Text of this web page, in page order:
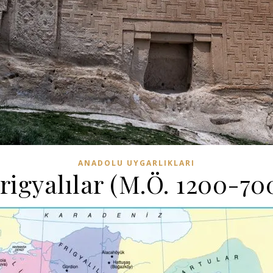
ANADOLU UYGARLIKLARI
(M.Ö. 1200-